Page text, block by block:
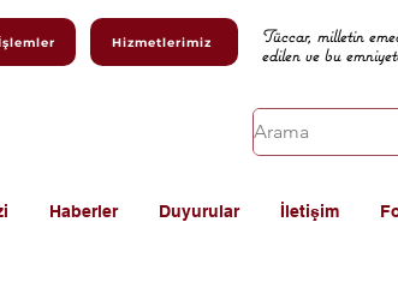
Hizmetlerimiz
Tüccar, milletin
edilen ve bu
Haberler Duyurular İletişim